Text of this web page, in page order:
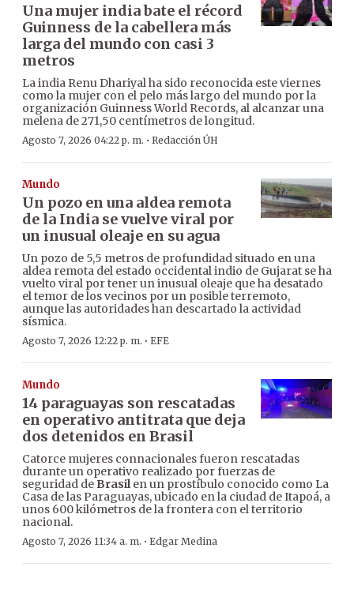
Una mujer india bate el récord
Guinness de la cabellera más
larga del mundo con casi 3
metros
La india Renu Dhariyal ha sido reconocida este viernes
como la mujer con el pelo más largo del mundo por la
organización Guinness World Records, al alcanzar una
melena de 271,50 centímetros de longitud.
Agosto 7, 2026 04:22 p. m. · Redacción ÚH
Mundo
Un pozo en una aldea remota
de la India se vuelve viral por
un inusual oleaje en su agua
Un pozo de 5,5 metros de profundidad situado en una
aldea remota del estado occidental indio de Gujarat se ha
vuelto viral por tener un inusual oleaje que ha desatado
el temor de los vecinos por un posible terremoto,
aunque las autoridades han descartado la actividad
sísmica.
Agosto 7, 2026 12:22 p. m. · EFE
Mundo
14 paraguayas son rescatadas
en operativo antitrata que deja
dos detenidos en Brasil
Catorce mujeres connacionales fueron rescatadas
durante un operativo realizado por fuerzas de
seguridad de Brasil en un prostíbulo conocido como La
Casa de las Paraguayas, ubicado en la ciudad de Itapoá, a
unos 600 kilómetros de la frontera con el territorio
nacional.
Agosto 7, 2026 11:34 a. m. · Edgar Medina